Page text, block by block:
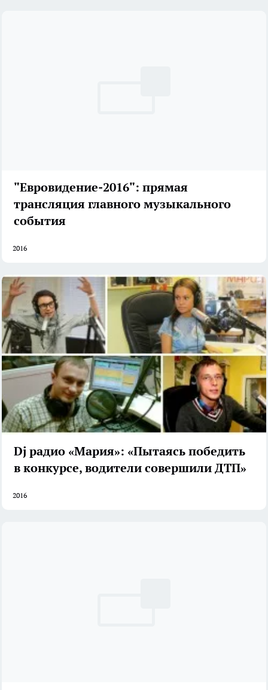
"Евровидение-2016": прямая
трансляция главного музыкального
события
2016
Dj радио «Мария»: «Пытаясь победить
в конкурсе, водители совершили ДТП»
2016